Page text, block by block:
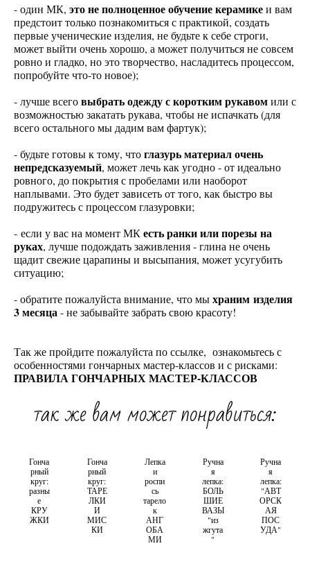
- один МК, это не полноценное обучение керамикеи вам
предстоит только познакомиться с практикой, создать
первые ученические изделия, не будьте к себе строги,
может выйти очень хорошо, а может получиться не совсем
ровно и гладко, но это творчество, насладитесь процессом,
попробуйте что-то новое);
- лучше всеговыбрать одежду с коротким рукавомили с
возможностью закатать рукава, чтобы не испачкать (для
всего остального мы дадим вам фартук);
- будьте готовы к тому, чтоглазурь материал очень
непредсказуемый, может лечь как угодно - от идеально
ровного, до покрытия с пробелами или наоборот
наплывами. Это будет зависеть от того, как быстро вы
подружитесь с процессом глазуровки;
- если у вас на момент МКесть ранки или порезы на
руках, лучше подождать заживления - глина не очень
щадит свежие царапины и высыпания, может усугубить
ситуацию;
- обратите пожалуйста внимание, что мыхраним изделия
3 месяца- не забывайте забрать свою красоту!
Так же пройдите пожалуйста по ссылке, ознакомьтесь с
особенностями гончарных мастер-классов и с рисками:
ПРАВИЛА ГОНЧАРНЫХ МАСТЕР-КЛАССОВ
так же вам может понравиться:
Гонча
рный
круг:
разны
е
КРУ
ЖКИ
Гонча
рный
круг:
ТАРЕ
ЛКИ
И
МИС
КИ
Лепка
и
роспи
сь
тарело
к
АНГ
ОБА
МИ
Ручна
я
лепка:
БОЛЬ
ШИЕ
ВАЗЫ
"из
жгута
"
Ручна
я
лепка:
"АВТ
ОРСК
АЯ
ПОС
УДА"